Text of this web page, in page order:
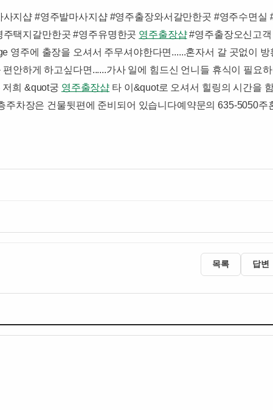
지샵 #영주발마사지샵 #영주출장와서갈만한곳 #영주수면실
택지갈만한곳 #영주유명한곳 영주출장샵#영주출장오신고객
영주에 출장을 오셔서 주무셔야한다면......혼자서 갈 곳없이 방
안하게 하고싶다면......가사 일에 힘드신 언니들 휴식이 필요하
희 &quot궁 영주출장샵 타 이&quot로 오셔서 힐링의 시간을
차장은 건물뒷편에 준비되어 있습니다​예약문의 635-5050주
목록 답변